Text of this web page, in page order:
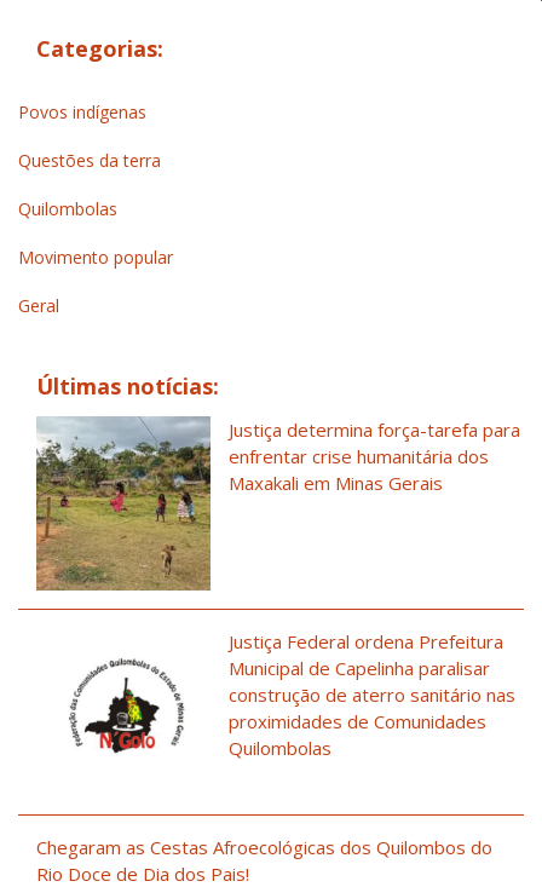
Categorias:
Povos indígenas
Questões da terra
Quilombolas
Movimento popular
Geral
Últimas notícias:
Justiça determina força-tarefa para
enfrentar crise humanitária dos
Maxakali em Minas Gerais
Justiça Federal ordena Prefeitura
Municipal de Capelinha paralisar
construção de aterro sanitário nas
proximidades de Comunidades
Quilombolas
Chegaram as Cestas Afroecológicas dos Quilombos do
Rio Doce de Dia dos Pais!